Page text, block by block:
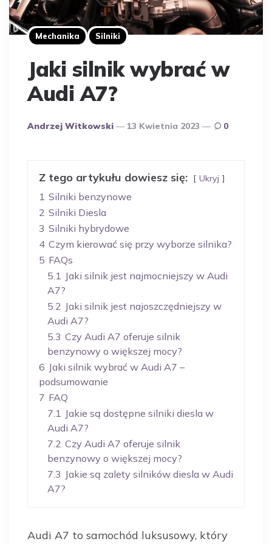
Mechanika Silniki
Jaki silnik wybrać w
Audi A7?
Opublikowany
Andrzej Witkowski 13 Kwietnia 2023 0
Z tego artykułu dowiesz się: Ukryj
1 Silniki benzynowe
2 Silniki Diesla
3 Silniki hybrydowe
4 Czym kierować się przy wyborze silnika?
5 FAQs
5.1 Jaki silnik jest najmocniejszy w Audi
A7?
5.2 Jaki silnik jest najoszczędniejszy w
Audi A7?
5.3 Czy Audi A7 oferuje silnik
benzynowy o większej mocy?
6 Jaki silnik wybrać w Audi A7 –
podsumowanie
7 FAQ
7.1 Jakie są dostępne silniki diesla w
Audi A7?
7.2 Czy Audi A7 oferuje silnik
benzynowy o większej mocy?
7.3 Jakie są zalety silników diesla w Audi
A7?
Audi A7 to samochód luksusowy, który